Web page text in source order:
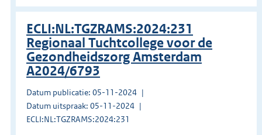
ECLI:NL:TGZRAMS:2024:231
Regionaal Tuchtcollege voor de
Gezondheidszorg Amsterdam
A2024/6793
Datum publicatie: 05-11-2024
Datum uitspraak: 05-11-2024
ECLI:NL:TGZRAMS:2024:231